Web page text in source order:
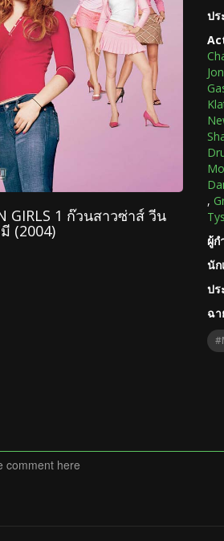
GIRLS 1 ก๊วนสาวซ่าส์ วีน
(2004)
ปร
,
ผู้ก
นัก
ปร
ฉา